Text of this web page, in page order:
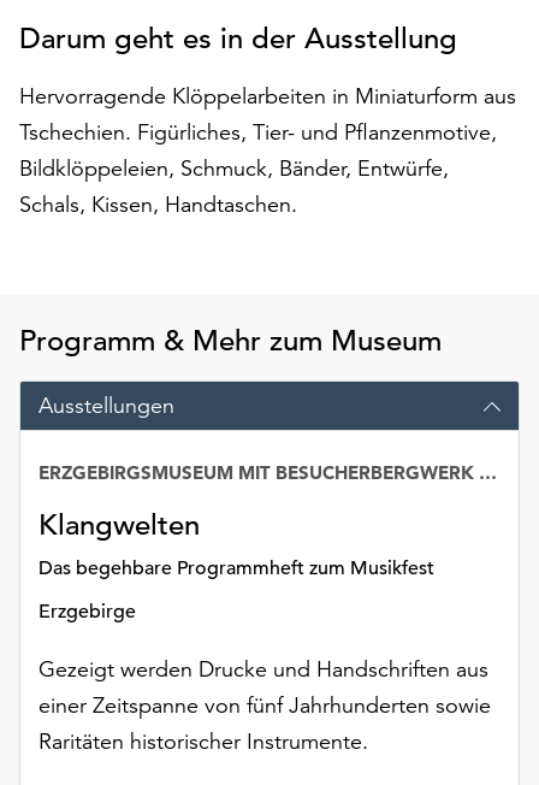
auf
„Alle
um
alle
Cookies
zu
akzeptieren.
Einverständnis
jederzeit
ändern
und
widerrufen.
Dafür
Ihnen
Ende
der
die
Schaltfläche
„Cookie-
Einstellungen“
Darum geht es in der Ausstellung
Hervorragende Klöppelarbeiten in Miniaturform aus
Tschechien. Figürliches, Tier- und Pflanzenmotive,
Bildklöppeleien, Schmuck, Bänder, Entwürfe,
Schals, Kissen, Handtaschen.
Programm & Mehr zum Museum
Ausstellungen
Klangwelten
Das begehbare Programmheft zum Musikfest
Erzgebirge
ERZGEBIRGSMUSEUM MIT BESUCHERBERGWERK „IM GÖSSNER“
Gezeigt werden Drucke und Handschriften aus
einer Zeitspanne von fünf Jahrhunderten sowie
Raritäten historischer Instrumente.